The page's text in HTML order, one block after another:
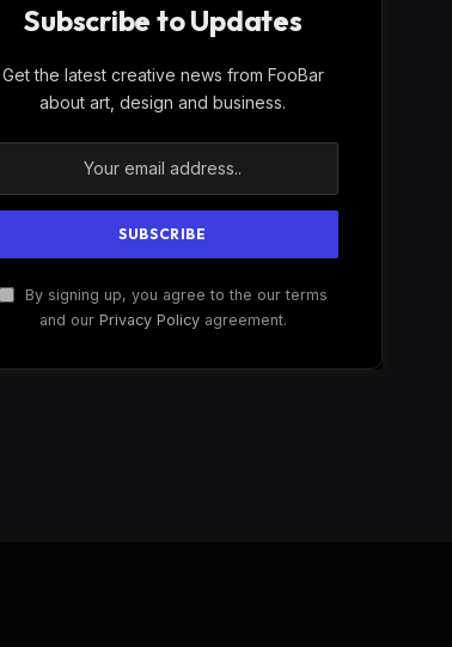
Subscribe to Updates
Get the latest creative news from FooBar
about art, design and business.
By signing up, you agree to the our terms
and our Privacy Policyagreement.